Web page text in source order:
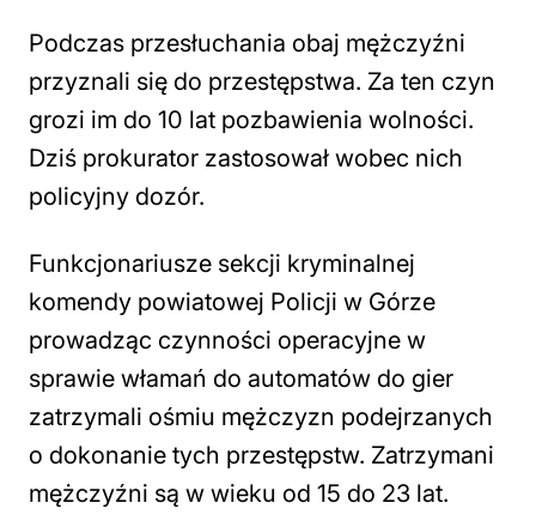
Podczas przesłuchania obaj mężczyźni
przyznali się do przestępstwa. Za ten czyn
grozi im do 10 lat pozbawienia wolności.
Dziś prokurator zastosował wobec nich
policyjny dozór.
Funkcjonariusze sekcji kryminalnej
komendy powiatowej Policji w Górze
prowadząc czynności operacyjne w
sprawie włamań do automatów do gier
zatrzymali ośmiu mężczyzn podejrzanych
o dokonanie tych przestępstw. Zatrzymani
mężczyźni są w wieku od 15 do 23 lat.